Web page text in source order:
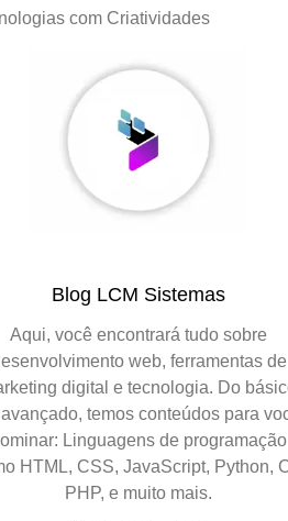
com Criatividades
Blog LCM Sistemas
Aqui, você encontrará tudo sobre
web, ferramentas de
digital e tecnologia. Do
temos conteúdos para
Linguagens de programação
HTML, CSS, JavaScript, Python,
PHP, e muito mais.